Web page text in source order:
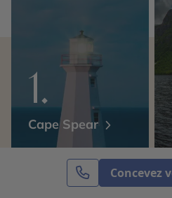
Concevez
Cape Spear